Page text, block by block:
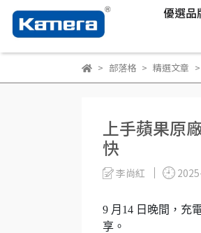
優選品
部落格 精選文章
上手蘋果原
快
李尚紅
9 月14 日晚間，充
享。